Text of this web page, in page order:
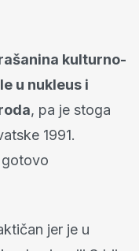
kulturno-
u nukleus i
, pa je stoga
1991.
gotovo
jer je u